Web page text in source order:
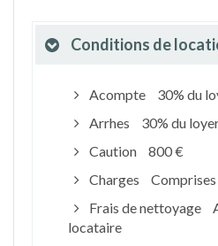
Conditions de
Acompte
30% du
Arrhes
30% du
Caution
800 €
Charges
Comprises
Frais de nettoyage
locataire